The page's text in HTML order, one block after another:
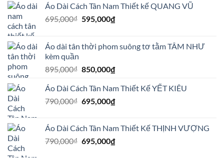
Áo Dài Cách Tân Nam Thiết kế QUANG VŨ
695,000₫ Giá
695,000₫.
595,000₫Giá
là:
Áo dài tân thời phom suông tơ tằm TÂM NHƯ
kèm quần
895,000₫ Giá
là:
895,000₫.
850,000₫Giá
tại
là:
Áo Dài Cách Tân Nam Thiết Kế YẾT KIÊU
790,000₫ Giá
790,000₫.
695,000₫Giá
là:
695,000₫.
Áo Dài Cách Tân Nam Thiết Kế THỊNH VƯỢNG
790,000₫ Giá
695,000₫Giá